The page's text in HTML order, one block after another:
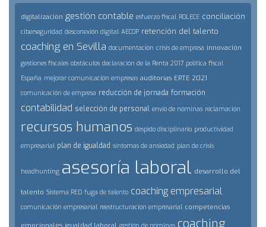
digitalización gestión contable esfuerzo fiscal ROLECE conciliación
ciberseguridad desconexión digital AECOP retención del talento
coaching en Sevilla documentación crisis de empresa innovación
gestiones fiscales obstáculos declaración de la Renta 2017 politica fiscal
España mejorar comunicación empresas auditorías ERTE 2021
comunicación de empresa reducción de jornada formación
contabilidad selección de personal envío de nóminas reclamación
recursos humanos despido disciplinario productividad
empresarial plan de igualdad síntomas de ansiedad plan de crisis
headhunting asesoría laboral desarrollo del
talento Sistema RED fuga de talento coaching empresarial
comunicación empresarial reestructuración empresarial competencias
coaching